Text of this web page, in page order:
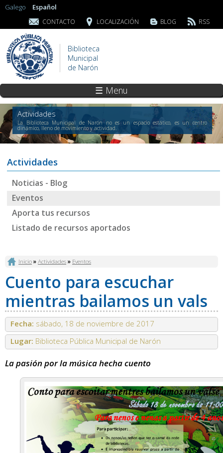
Galego Español
CONTACTO LOCALIZACIÓN BLOG RSS
Biblioteca
Municipal
de Narón
☰ Menu
Actividades
La Biblioteca Municipal de Narón no es un espacio estático, es un centro
dinámico, lleno de movimiento y actividad.
Actividades
Noticias - Blog
Eventos
Aporta tus recursos
Listado de recursos aportados
Se encuentra usted aquí
Inicio»Actividades» Eventos
Cuento para escuchar
mientras bailamos un vals
Fecha: sábado, 18 de noviembre de 2017
Lugar: Biblioteca Pública Municipal de Narón
La pasión por la música hecha cuento